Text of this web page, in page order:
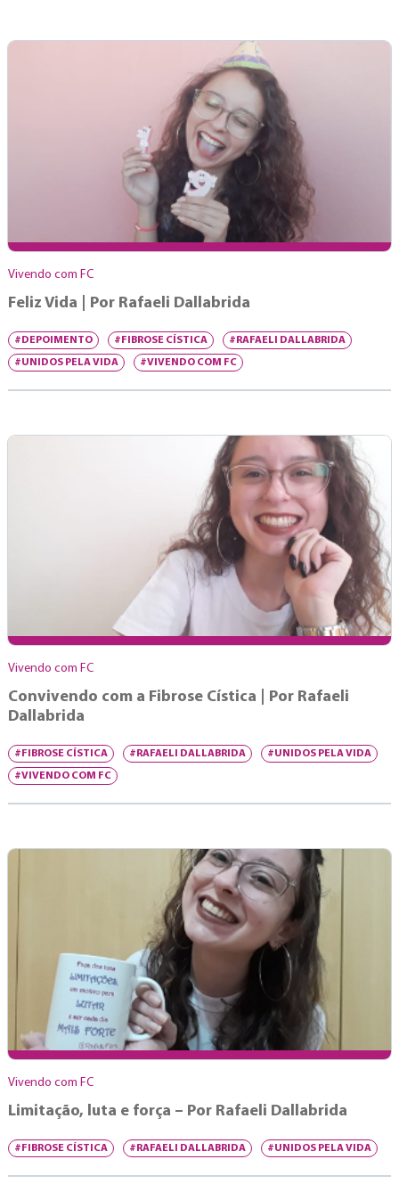
Vivendo com FC
Feliz Vida | Por Rafaeli Dallabrida
#DEPOIMENTO #FIBROSE CÍSTICA #RAFAELI DALLABRIDA
#UNIDOS PELA VIDA #VIVENDO COM FC
Vivendo com FC
Convivendo com a Fibrose Cística | Por Rafaeli
Dallabrida
#FIBROSE CÍSTICA #RAFAELI DALLABRIDA #UNIDOS PELA VIDA
#VIVENDO COM FC
Vivendo com FC
Limitação, luta e força – Por Rafaeli Dallabrida
#FIBROSE CÍSTICA #RAFAELI DALLABRIDA #UNIDOS PELA VIDA